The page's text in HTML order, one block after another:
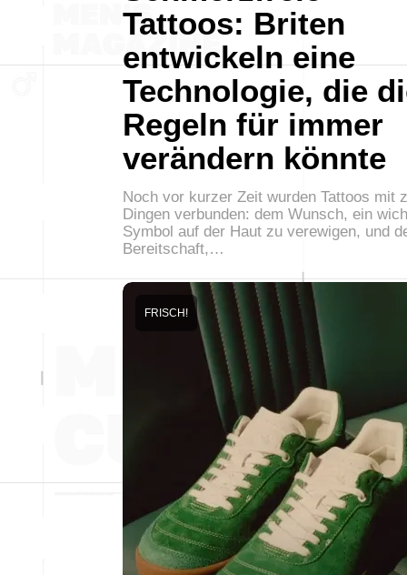
Tattoos: Briten
entwickeln eine
Technologie, die
Regeln für immer
verändern könnte
Noch vor kurzer Zeit wurden Tattoos mit
Dingen verbunden: dem Wunsch, ein
Symbol auf der Haut zu verewigen, und
Bereitschaft,…
FRISCH!